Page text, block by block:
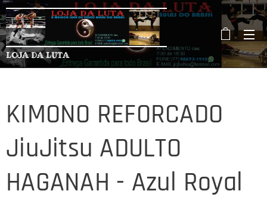
LOJA DA LUTA
KIMONO REFORCADO
JiuJitsu ADULTO
HAGANAH - Azul Royal